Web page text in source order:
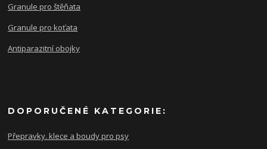
Granule pro štěňata
Granule pro koťata
Antiparazitní obojky
DOPORUČENÉ KATEGORIE:
Přepravky. klece a boudy pro psy